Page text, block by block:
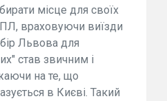
місце для своїх
враховуючи виїзди
Львова для
став звичним і
на те, що
в Києві. Такий